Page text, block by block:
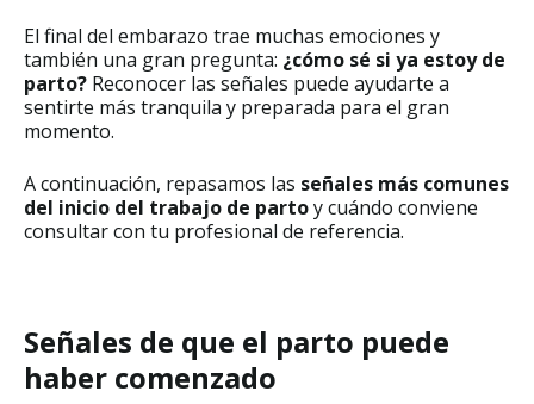
El final del embarazo trae muchas emociones y
también una gran pregunta: ¿cómo sé si ya estoy de
parto? Reconocer las señales puede ayudarte a
sentirte más tranquila y preparada para el gran
momento.
A continuación, repasamos las señales más comunes
del inicio del trabajo de partoy cuándo conviene
consultar con tu profesional de referencia.
Señales de que el parto puede
haber comenzado